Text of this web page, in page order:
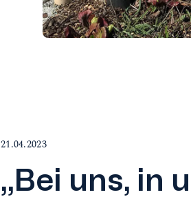
21.04.2023
„Bei uns, in